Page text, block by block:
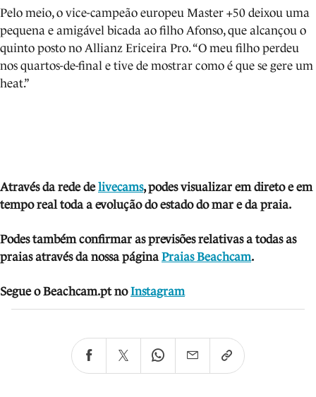
Pelo meio, o vice-campeão europeu Master +50 deixou uma
pequena e amigável bicada ao filho Afonso, que alcançou o
quinto posto no Allianz Ericeira Pro. “O meu filho perdeu
nos quartos-de-final e tive de mostrar como é que se gere um
heat.”
Através da rede delivecams, podes visualizar em direto e em
tempo real toda a evolução do estado do mar e da praia.
Podes também confirmar as previsões relativas a todas as
praias através da nossa página Praias Beachcam.
Segue o Beachcam.pt no Instagram